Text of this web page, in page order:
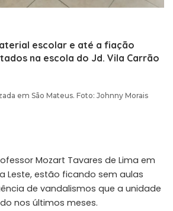
escolar e até a fiação
na escola do Jd. Vila Carrão
em São Mateus. Foto: Johnny Morais
Mozart Tavares de Lima em
Leste, estão ficando sem aulas
de vandalismos que a unidade
nos últimos meses.